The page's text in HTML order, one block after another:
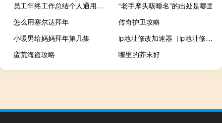
员工年终工作总结个人通用版（员工年终工作总结）
“老手摩头咳唾名”的出处是哪里
怎么用塞尔达拜年
传奇护卫攻略
小暖男给妈妈拜年第几集
ip地址修改加速器（ip地址修改）
蛮荒海盗攻略
哪里的芥末好